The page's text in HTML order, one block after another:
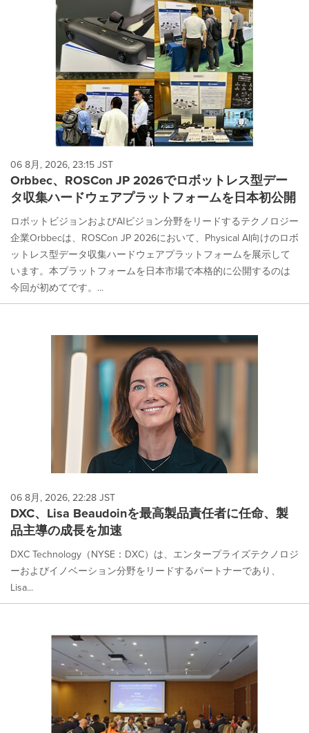
06 8月, 2026, 23:15 JST
Orbbec、ROSCon JP 2026でロボットレス型デー
タ収集ハードウェアプラットフォームを日本初公開
ロボットビジョンおよびAIビジョン分野をリードするテクノロジー
企業Orbbecは、ROSCon JP 2026において、Physical AI向けのロボ
ットレス型データ収集ハードウェアプラットフォームを展示して
います。本プラットフォームを日本市場で本格的に公開するのは
今回が初めてです。...
06 8月, 2026, 22:28 JST
DXC、Lisa Beaudoinを最高製品責任者に任命、製
品主導の成長を加速
DXC Technology（NYSE：DXC）は、エンタープライズテクノロジ
ーおよびイノベーション分野をリードするパートナーであり、
Lisa...